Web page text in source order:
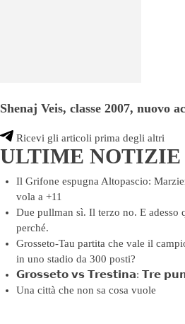
Shenaj Veis, classe 2007, nuovo
Ricevi gli articoli prima degli altri
ULTIME NOTIZIE
Il Grifone espugna Altopascio:
vola a +11
Due pullman sì. Il terzo no. E adesso
perché.
Grosseto-Tau partita che vale il
in uno stadio da 300 posti?
𝗚𝗿𝗼𝘀𝘀𝗲𝘁𝗼 𝘃𝘀 𝗧𝗿𝗲𝘀𝘁𝗶𝗻𝗮: 𝗧𝗿𝗲
Una città che non sa cosa vuole